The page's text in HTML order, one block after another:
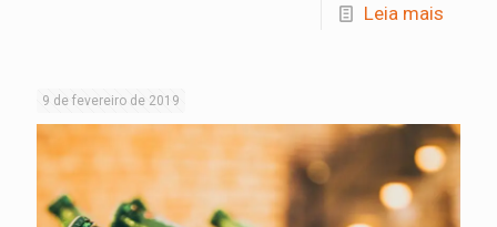
Leia mais
9 de fevereiro de 2019